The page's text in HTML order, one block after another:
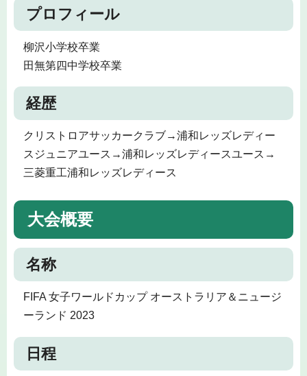
プロフィール
柳沢小学校卒業
田無第四中学校卒業
経歴
クリストロアサッカークラブ→浦和レッズレディー
スジュニアユース→浦和レッズレディースユース→
三菱重工浦和レッズレディース
大会概要
名称
FIFA 女子ワールドカップ オーストラリア＆ニュージ
ーランド 2023
日程